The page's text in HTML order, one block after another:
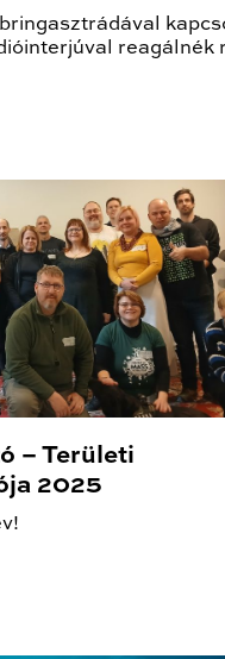
reagálnék
– Területi
2025